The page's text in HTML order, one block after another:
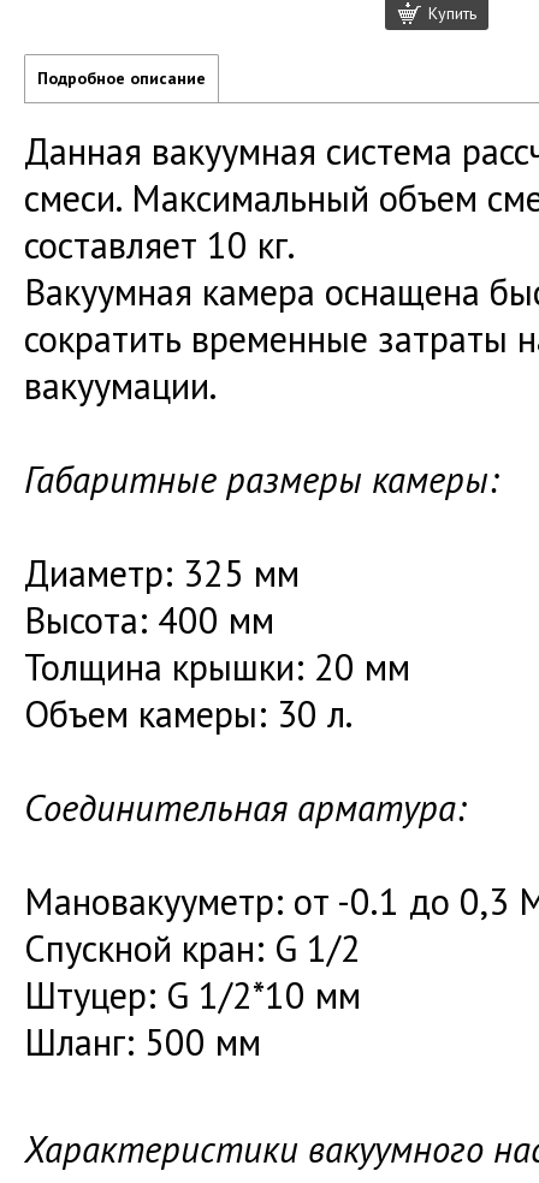
Купить
Подробное описание
Данная вакуумная система
смеси. Максимальный объем
составляет 10 кг.
Вакуумная камера оснащена
сократить временные затраты
вакуумации.
Габаритные размеры камеры:
Диаметр: 325 мм
Высота: 400 мм
Толщина крышки: 20 мм
Объем камеры: 30 л.
Соединительная арматура:
Мановакууметр: от -0.1 до 0,3
Спускной кран: G 1/2
Штуцер: G 1/2*10 мм
Шланг: 500 мм
Характеристики вакуумного